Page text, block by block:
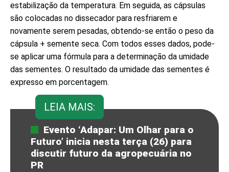
estabilização da temperatura. Em seguida, as cápsulas
são colocadas no dissecador para resfriarem e
novamente serem pesadas, obtendo-se então o peso da
cápsula + semente seca. Com todos esses dados, pode-
se aplicar uma fórmula para a determinação da umidade
das sementes. O resultado da umidade das sementes é
expresso em porcentagem.
LEIA MAIS:
Evento ‘Adapar: Um Olhar para o
Futuro’ inicia nesta terça (26) para
discutir futuro da agropecuária no
PR